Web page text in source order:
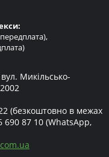
Микільсько-
(безкоштовно в межах
690 87 10 (WhatsApp,